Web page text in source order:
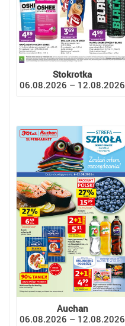
Stokrotka
06.08.2026 – 12.08.2026
Auchan
06.08.2026 – 12.08.2026